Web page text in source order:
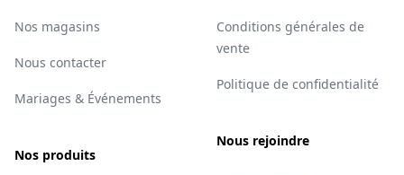
Nos magasins
Nous contacter
Mariages & Événements
Nos produits
Conditions générales de
vente
Politique de confidentialité
Nous rejoindre